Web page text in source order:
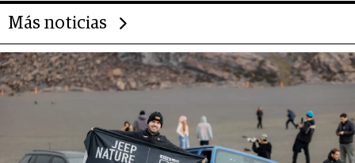
Más noticias